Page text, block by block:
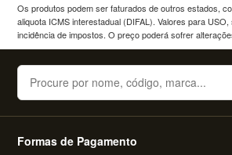
Os produtos podem ser faturados de outros estados,
aliquota ICMS interestadual (DIFAL). Valores para
incidência de impostos. O preço poderá sofrer
Buscar
Formas de Pagamento